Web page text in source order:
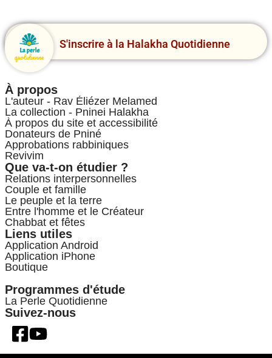
S'inscrire à la Halakha Quotidienne
À propos
L'auteur - Rav Éliézer Melamed
La collection - Pninei Halakha
À propos du site et accessibilité
Donateurs de Pniné
Approbations rabbiniques
Revivim
Que va-t-on étudier ?
Relations interpersonnelles
Couple et famille
Le peuple et la terre
Entre l'homme et le Créateur
Chabbat et fêtes
Liens utiles
Application Android
Application iPhone
Boutique
Programmes d'étude
La Perle Quotidienne
Suivez-nous